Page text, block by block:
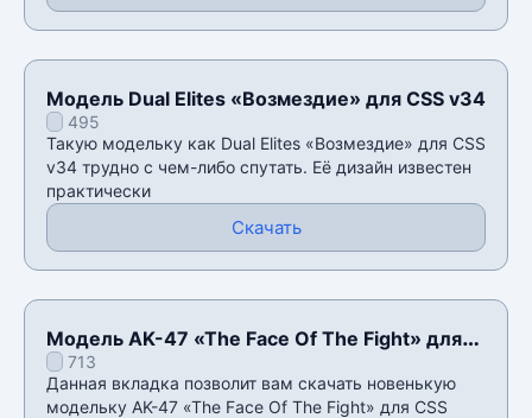
Модель Dual Elites «Возмездие» для CSS v34
495
Такую модельку как Dual Elites «Возмездие» для CSS
v34 трудно с чем-либо спутать. Её дизайн известен
практически
Скачать
Модель AK-47 «The Face Of The Fight» для
CSS v34
713
Данная вкладка позволит вам скачать новенькую
модельку AK-47 «The Face Of The Fight» для CSS